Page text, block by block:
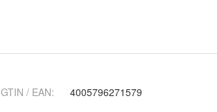
GTIN / EAN: 4005796271579